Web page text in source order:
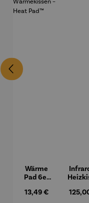
Wärme
Pad 6er
Wärmekis
Regulärer Preis:
13,49 €